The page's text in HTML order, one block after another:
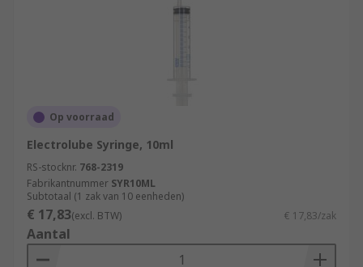
Op voorraad
Electrolube Syringe, 10ml
RS-stocknr. 768-2319
Fabrikantnummer SYR10ML
Subtotaal (1 zak van 10 eenheden)
€ 17,83(excl. BTW) € 17,83/zak
Aantal